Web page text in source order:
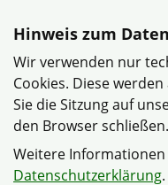
Sachsen-Anhalt
© Bezirksverband
Hinweis zum
Wir verwenden nur
Cookies. Diese
Sie die Sitzung auf
den Browser schließen.
Weitere
Datenschutzerklärung.